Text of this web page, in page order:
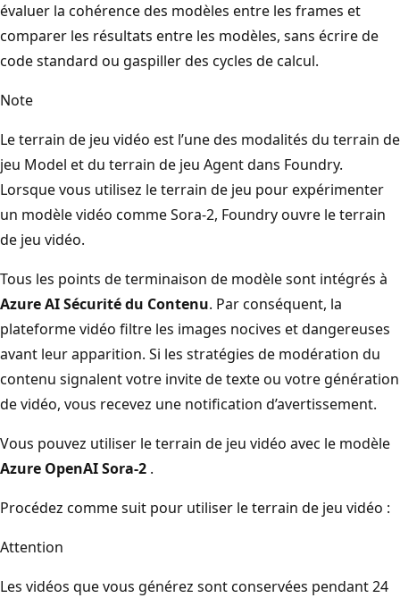
évaluer la cohérence des modèles entre les frames et
comparer les résultats entre les modèles, sans écrire de
code standard ou gaspiller des cycles de calcul.
Note
Le terrain de jeu vidéo est l’une des modalités du terrain de
jeu Model et du terrain de jeu Agent dans Foundry.
Lorsque vous utilisez le terrain de jeu pour expérimenter
un modèle vidéo comme Sora-2, Foundry ouvre le terrain
de jeu vidéo.
Tous les points de terminaison de modèle sont intégrés à
Azure AI Sécurité du Contenu. Par conséquent, la
plateforme vidéo filtre les images nocives et dangereuses
avant leur apparition. Si les stratégies de modération du
contenu signalent votre invite de texte ou votre génération
de vidéo, vous recevez une notification d’avertissement.
Vous pouvez utiliser le terrain de jeu vidéo avec le modèle
Azure OpenAI Sora-2 .
Procédez comme suit pour utiliser le terrain de jeu vidéo :
Attention
Les vidéos que vous générez sont conservées pendant 24